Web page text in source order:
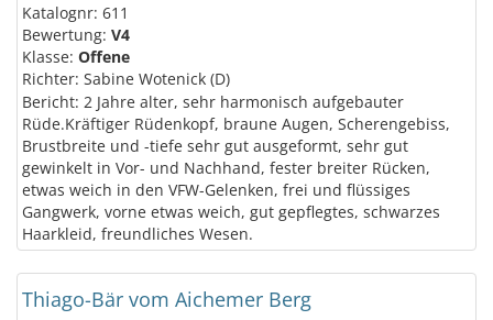
Katalognr: 611
Bewertung: V4
Klasse: Offene
Richter: Sabine Wotenick (D)
Bericht: 2 Jahre alter, sehr harmonisch aufgebauter
Rüde.Kräftiger Rüdenkopf, braune Augen, Scherengebiss,
Brustbreite und -tiefe sehr gut ausgeformt, sehr gut
gewinkelt in Vor- und Nachhand, fester breiter Rücken,
etwas weich in den VFW-Gelenken, frei und flüssiges
Gangwerk, vorne etwas weich, gut gepflegtes, schwarzes
Haarkleid, freundliches Wesen.
Thiago-Bär vom Aichemer Berg